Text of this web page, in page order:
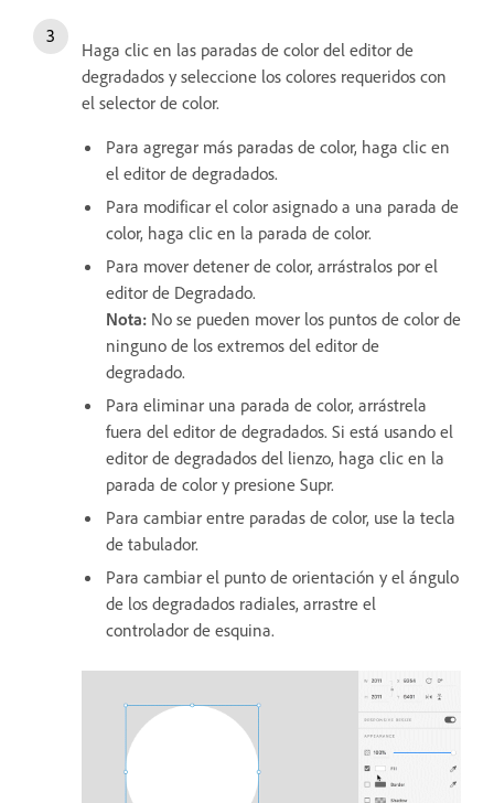
Haga clic en las paradas de color del editor de
degradados y seleccione los colores requeridos con
el selector de color.
Para agregar más paradas de color, haga clic en
el editor de degradados.
Para modificar el color asignado a una parada de
color, haga clic en la parada de color.
Para mover detener de color, arrástralos por el
editor de Degradado.
Nota: No se pueden mover los puntos de color de
ninguno de los extremos del editor de
degradado.
Para eliminar una parada de color, arrástrela
fuera del editor de degradados. Si está usando el
editor de degradados del lienzo, haga clic en la
parada de color y presione Supr.
Para cambiar entre paradas de color, use la tecla
de tabulador.
Para cambiar el punto de orientación y el ángulo
de los degradados radiales, arrastre el
controlador de esquina.